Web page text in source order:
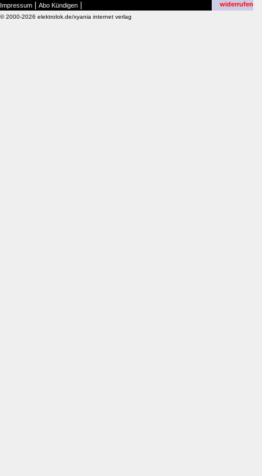
Impressum Abo Kündigen
widerrufen
© 2000-2026 elektrolok.de/xyania internet verlag